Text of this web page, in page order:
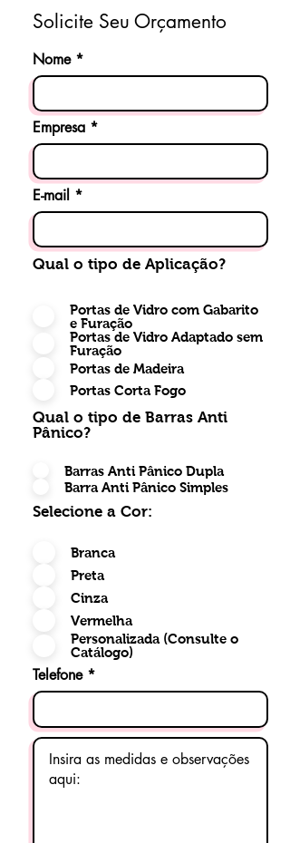
Solicite Seu Orçamento
Nome
Empresa
E-mail
Qual o tipo de Aplicação?
Portas de Vidro com Gabarito
e Furação
Portas de Vidro Adaptado sem
Furação
Portas de Madeira
Portas Corta Fogo
Qual o tipo de Barras Anti
Pânico?
Barras Anti Pânico Dupla
Barra Anti Pânico Simples
Selecione a Cor:
Branca
Preta
Cinza
Vermelha
Personalizada (Consulte o
Catálogo)
Telefone